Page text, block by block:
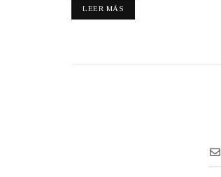
LEER MÁS